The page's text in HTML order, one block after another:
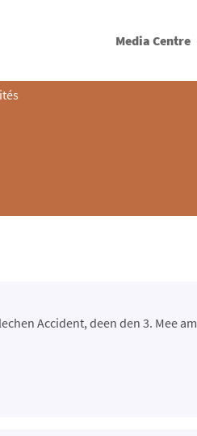
Media Centre
Accident, deen den 3. Mee am